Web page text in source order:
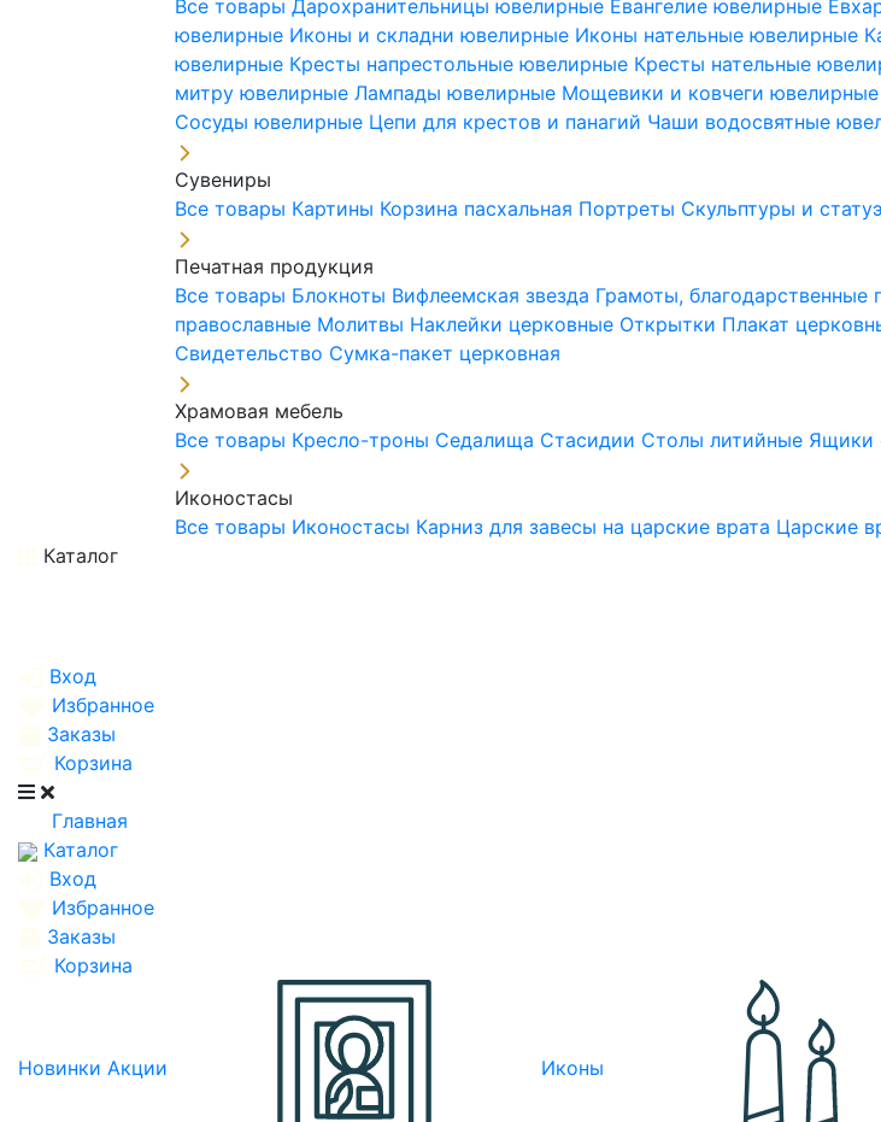
Все товарыДарохранительницы ювелирные Евангелие ювелирные
ювелирные Иконы и складни ювелирные Иконы нательные ювелирные
ювелирные Кресты напрестольные ювелирные Кресты нательные
митру ювелирныеЛампады ювелирные Мощевики и ковчеги ювелирные
Сосуды ювелирные Цепи для крестов и панагий Чаши водосвятные
Сувениры
Все товары Картины Корзина пасхальная Портреты Скульптуры и
Печатная продукция
Все товары Блокноты Вифлеемская звезда Грамоты, благодарственные
православные Молитвы Наклейки церковные Открытки Плакат
Свидетельство Сумка-пакет церковная
Храмовая мебель
Все товары Кресло-троны Седалища Стасидии Столы литийные Ящики
Иконостасы
Все товары Иконостасы Карниз для завесы на царские врата Царские
Каталог
Вход
Избранное
Заказы
Корзина
Главная
Каталог
Вход
Избранное
Заказы
Корзина
Новинки Акции Иконы